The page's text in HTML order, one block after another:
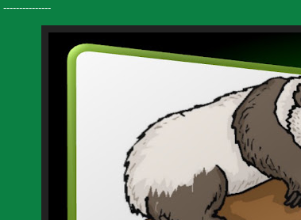
---------------